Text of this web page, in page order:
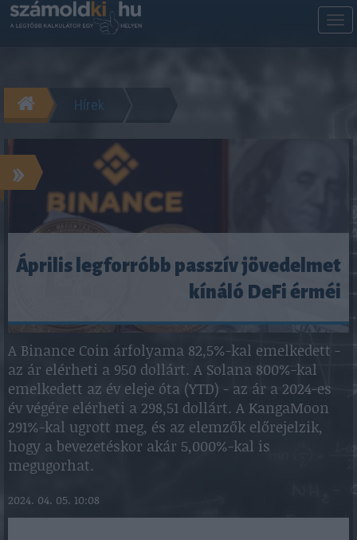
Hírek
»
Április legforróbb passzív jövedelmet
kínáló DeFi érméi
A Binance Coin árfolyama 82,5%-kal emelkedett -
az ár elérheti a 950 dollárt. A Solana 800%-kal
emelkedett az év eleje óta (YTD) - az ár a 2024-es
év végére elérheti a 298,51 dollárt. A KangaMoon
291%-kal ugrott meg, és az elemzők előrejelzik,
hogy a bevezetéskor akár 5,000%-kal is
megugorhat.
2024. 04. 05. 10:08